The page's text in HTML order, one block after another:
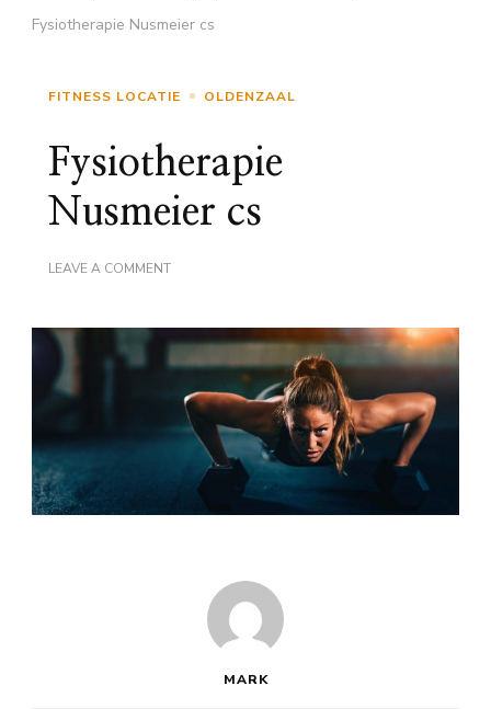
Fysiotherapie Nusmeier cs
FITNESS LOCATIE OLDENZAAL
Fysiotherapie
Nusmeier cs
LEAVE A COMMENTON
MARK